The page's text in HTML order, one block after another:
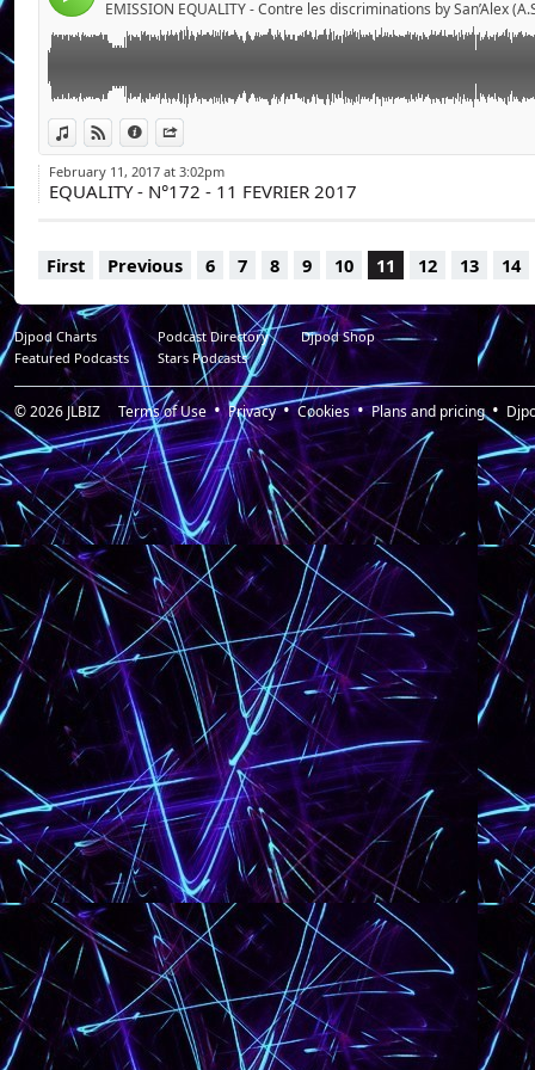
EMISSION EQUALITY - Contre les discriminations by San’Alex
View in iTunes
View on Djpod
Information
CSA sur une affaire transphobe, Un clin d'oeil sur
February 11, 2017 at 3:02pm
EQUALITY - N°172 - 11 FEVRIER 2017
First Previous 6 7 8 9 10 11 12 13 14
Djpod Charts Podcast Directory
Djpod Shop
Featured Podcasts
Stars Podcasts
© 2026 JLBIZ Terms of Use Privacy Cookies Plans and pricing